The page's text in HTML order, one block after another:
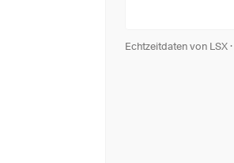
Echtzeitdaten von LSX·